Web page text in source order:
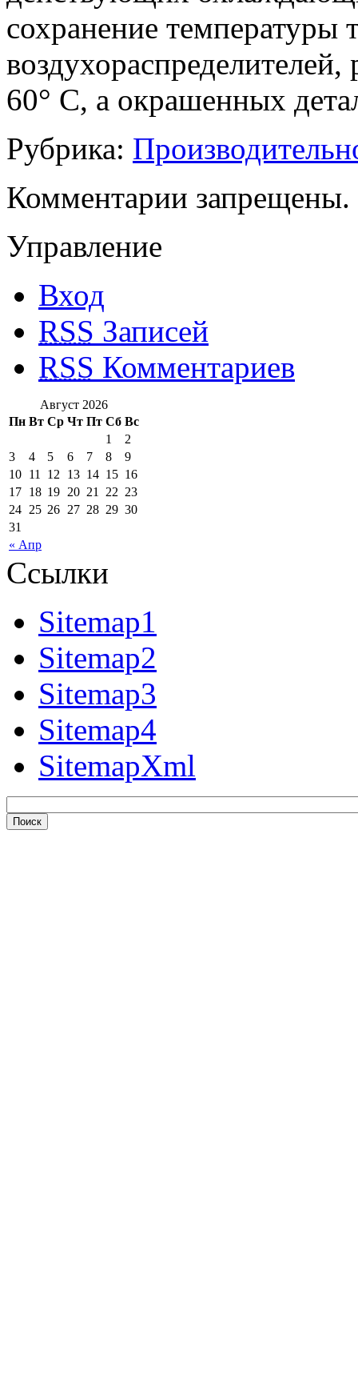
сохранение
60° С, а окрашенных
Рубрика:
Комментарии запрещены.
Управление
Вход
RSS Записей
RSS Комментариев
Август 2026
Пн Вт Ср Чт Пт Сб Вс
« Апр
1
2
3
4 5 6 7 8
9
10 11 12 13 14 15 16
17 18 19 20 21 22 23
24 25 26 27 28 29 30
31
Ссылки
Sitemap1
Sitemap2
Sitemap3
Sitemap4
SitemapXml